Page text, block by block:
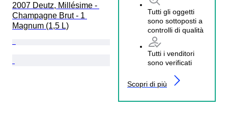
Tutti gli oggetti
sono sottoposti a
controlli di qualità
Tutti i venditori
sono verificati
Scopri di più
2007 Deutz, Millésime -
Champagne Brut - 1
Magnum (1,5 L)